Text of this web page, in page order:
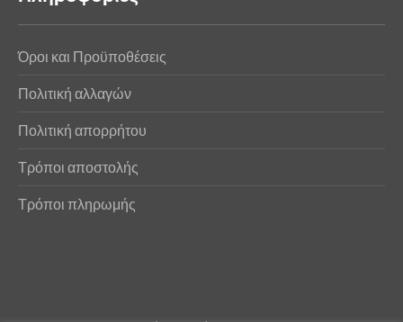
Όροι και Προϋποθέσεις
Πολιτική αλλαγών
Πολιτική απορρήτου
Τρόποι αποστολής
Τρόποι πληρωμής